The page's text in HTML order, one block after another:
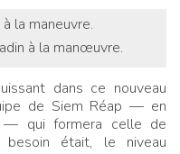
à la manœuvre.
dans ce nouveau
de Siem Réap — en
— qui formera celle de
besoin était, le niveau